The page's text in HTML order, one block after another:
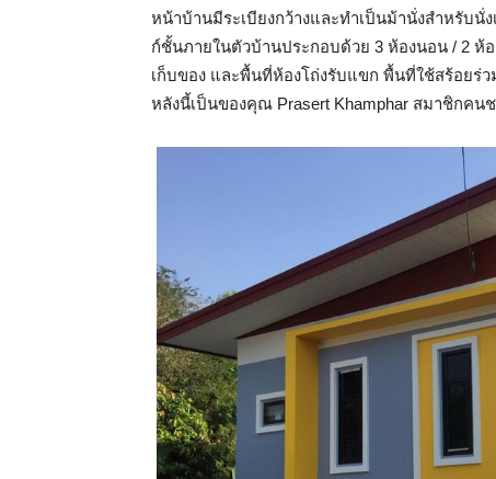
หน้าบ้านมีระเบียงกว้างและทำเป็นม้านั่งสำหรับ
ก์ชั้นภายในตัวบ้านประกอบด้วย 3 ห้องนอน / 2 ห้
เก็บของ และพื้นที่ห้องโถ่งรับแขก พื้นที่ใช้สร้อยร่
หลังนี้เป็นของคุณ Prasert Khamphar สมาชิกค